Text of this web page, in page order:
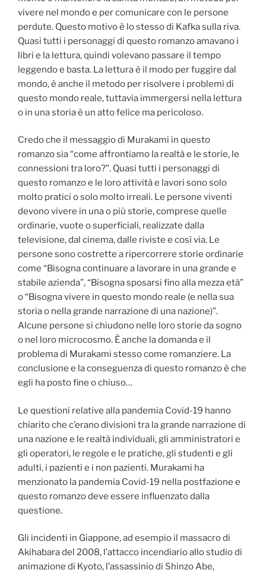
vivere nel mondo e per comunicare con le persone
perdute. Questo motivo è lo stesso di Kafka sulla riva.
Quasi tutti i personaggi di questo romanzo amavano i
libri e la lettura, quindi volevano passare il tempo
leggendo e basta. La lettura è il modo per fuggire dal
mondo, è anche il metodo per risolvere i problemi di
questo mondo reale, tuttavia immergersi nella lettura
o in una storia è un atto felice ma pericoloso.
Credo che il messaggio di Murakami in questo
romanzo sia “come affrontiamo la realtà e le storie, le
connessioni tra loro?”. Quasi tutti i personaggi di
questo romanzo e le loro attività e lavori sono solo
molto pratici o solo molto irreali. Le persone viventi
devono vivere in una o più storie, comprese quelle
ordinarie, vuote o superficiali, realizzate dalla
televisione, dal cinema, dalle riviste e così via. Le
persone sono costrette a ripercorrere storie ordinarie
come “Bisogna continuare a lavorare in una grande e
stabile azienda”, “Bisogna sposarsi fino alla mezza età”
o “Bisogna vivere in questo mondo reale (e nella sua
storia o nella grande narrazione di una nazione)”.
Alcune persone si chiudono nelle loro storie da sogno
o nel loro microcosmo. È anche la domanda e il
problema di Murakami stesso come romanziere. La
conclusione e la conseguenza di questo romanzo è che
egli ha posto fine o chiuso…
Le questioni relative alla pandemia Covid-19 hanno
chiarito che c’erano divisioni tra la grande narrazione di
una nazione e le realtà individuali, gli amministratori e
gli operatori, le regole e le pratiche, gli studenti e gli
adulti, i pazienti e i non pazienti. Murakami ha
menzionato la pandemia Covid-19 nella postfazione e
questo romanzo deve essere influenzato dalla
questione.
Gli incidenti in Giappone, ad esempio il massacro di
Akihabara del 2008, l’attacco incendiario allo studio di
animazione di Kyoto, l’assassinio di Shinzo Abe,